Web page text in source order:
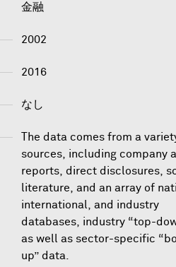
金融
2002
2016
なし
The data comes from a
sources, including company
reports, direct disclosures,
literature, and an array of
international, and industry
databases, industry “top-
as well as sector-specific
up” data.